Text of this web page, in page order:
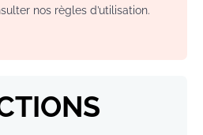
nos règles d’utilisation.